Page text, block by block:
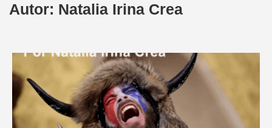
Autor: Natalia Irina Crea